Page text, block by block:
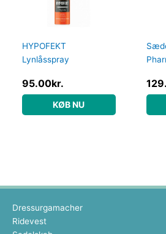
HYPOFEKT
Lynlåsspray
95.00kr.
KØB NU
Dressurgamacher
Ridevest